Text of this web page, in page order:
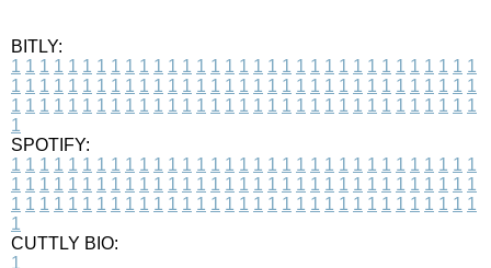
BITLY:
1 1 1 1 1 1 1 1 1 1 1 1 1 1 1 1 1 1 1 1 1 1 1 1 1 1 1 1 1 1 1 1 1
1 1 1 1 1 1 1 1 1 1 1 1 1 1 1 1 1 1 1 1 1 1 1 1 1 1 1 1 1 1 1 1 1
1 1 1 1 1 1 1 1 1 1 1 1 1 1 1 1 1 1 1 1 1 1 1 1 1 1 1 1 1 1 1 1 1
1
SPOTIFY:
1 1 1 1 1 1 1 1 1 1 1 1 1 1 1 1 1 1 1 1 1 1 1 1 1 1 1 1 1 1 1 1 1
1 1 1 1 1 1 1 1 1 1 1 1 1 1 1 1 1 1 1 1 1 1 1 1 1 1 1 1 1 1 1 1 1
1 1 1 1 1 1 1 1 1 1 1 1 1 1 1 1 1 1 1 1 1 1 1 1 1 1 1 1 1 1 1 1 1
1
CUTTLY BIO:
1